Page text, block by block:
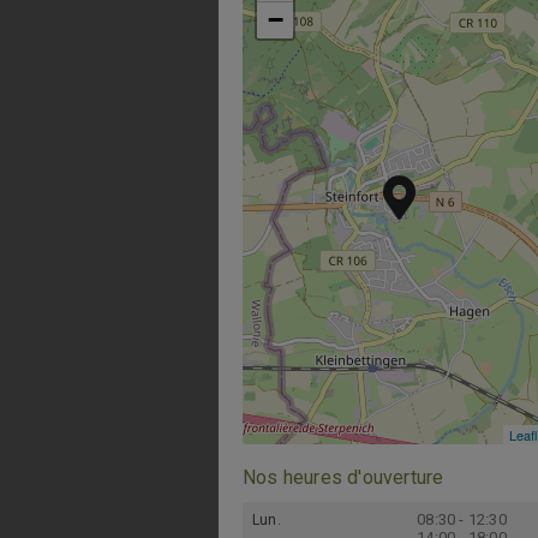
−
−
Nos heures d'ouverture
Lun.
08:30 - 12:30